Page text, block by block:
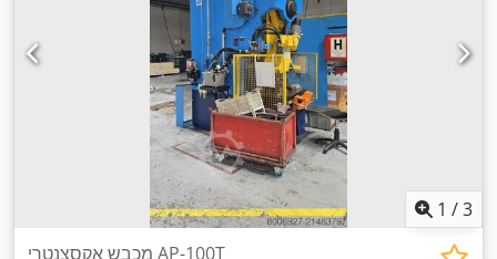
1 /3
מכבש אקסצנטרי AP-100T